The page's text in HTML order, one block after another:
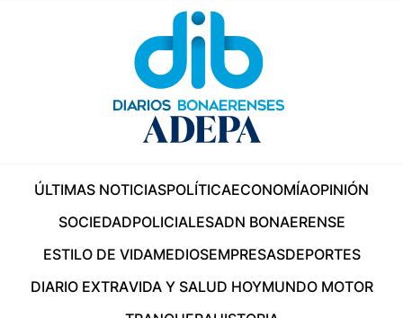
ÚLTIMAS NOTICIASPOLÍTICAECONOMÍAOPINIÓN
SOCIEDADPOLICIALESADN BONAERENSE
ESTILO DE VIDAMEDIOSEMPRESASDEPORTES
DIARIO EXTRAVIDA Y SALUD HOYMUNDO MOTOR